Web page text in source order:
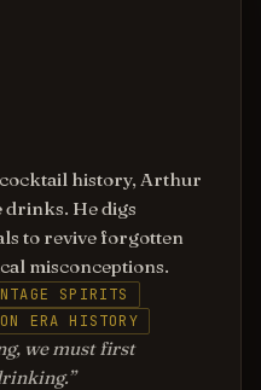
history, Arthur
drinks. He digs
to revive forgotten
misconceptions.
SPIRITS
ERA HISTORY
we must first